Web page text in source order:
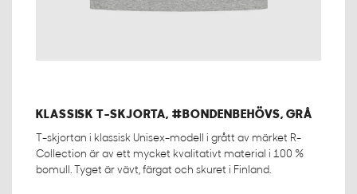
KLASSISK T-SKJORTA, #BONDENBEHÖVS, GRÅ
T-skjortan i klassisk Unisex-modell i grått av märket R-
Collection är av ett mycket kvalitativt material i 100 %
bomull. Tyget är vävt, färgat och skuret i Finland.